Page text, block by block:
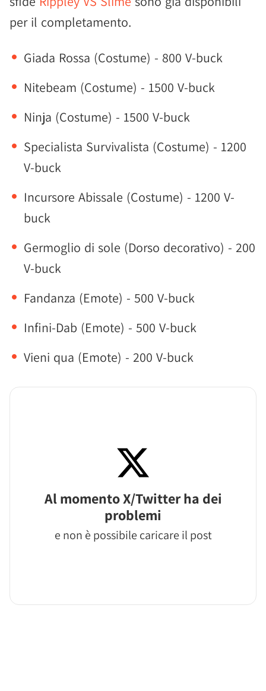
per il completamento.
Giada Rossa (Costume) - 800 V-buck
Nitebeam (Costume) - 1500 V-buck
Ninja (Costume) - 1500 V-buck
Specialista Survivalista (Costume) - 1200
V-buck
Incursore Abissale (Costume) - 1200 V-
buck
Germoglio di sole (Dorso decorativo) - 200
V-buck
Fandanza (Emote) - 500 V-buck
Infini-Dab (Emote) - 500 V-buck
Vieni qua (Emote) - 200 V-buck
Al momento X/Twitter ha dei
problemi
e non è possibile caricare il post